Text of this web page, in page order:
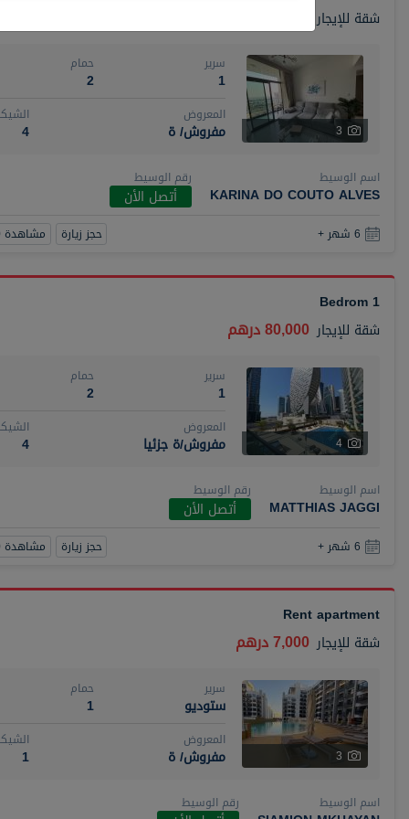
شقة للإيجار
3
سرير
1
حمام
2
المعروض
مفروش/ ة 4
اسم الوسيط
KARINA DO COUTO ALVES
رقم الوسيط
أتصل الأن
6 شهر + حجز زيارة مشاهدة 360
1 Bedrom
شقة للإيجار 80,000 درهم
4
سرير
1
حمام
2
المعروض
مفروش/ة جزئيا 4
اسم الوسيط
MATTHIAS JAGGI
رقم الوسيط
أتصل الأن
6 شهر + حجز زيارة مشاهدة 360
Rent apartment
شقة للإيجار 7,000 درهم
3
سرير
ستوديو
حمام
1
المعروض
مفروش/ ة 1
اسم الوسيط رقم الوسيط